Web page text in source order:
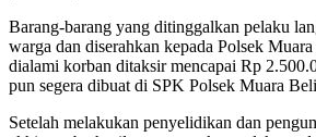
Barang-barang yang ditinggalkan pelaku
warga dan diserahkan kepada Polsek
dialami korban ditaksir mencapai Rp
pun segera dibuat di SPK Polsek Muara
Setelah melakukan penyelidikan dan